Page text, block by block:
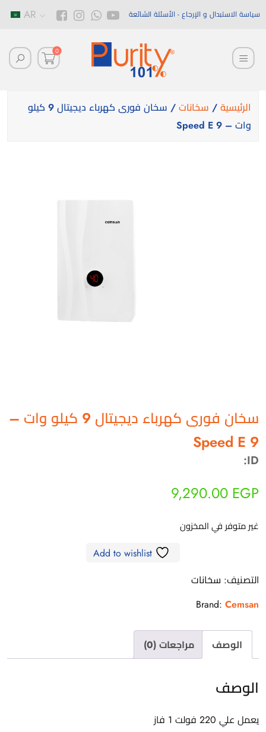
AR سياسة الاستبدال و الإرجاع الأسئلة الشائعة
0
الرئيسية / سخانات
/ سخان فورى كهرباء ديجيتال 9 كيلو
وات – Speed E 9
سخان فورى كهرباء ديجيتال 9 كيلو وات –
Speed E 9
ID:
9,290.00 EGP
غير متوفر في المخزون
Add to wishlist
التصنيف: سخانات
Brand: Cemsan
الوصف مراجعات (0)
الوصف
يعمل علي 220 فولت 1 فاز
تقدر تبعت استفساراتك هنا وهرد عليك فوراً.